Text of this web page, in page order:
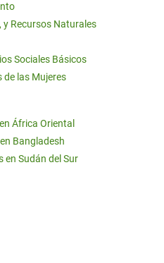
y Recursos Naturales
Sociales Básicos
de las Mujeres
África Oriental
Bangladesh
en Sudán del Sur